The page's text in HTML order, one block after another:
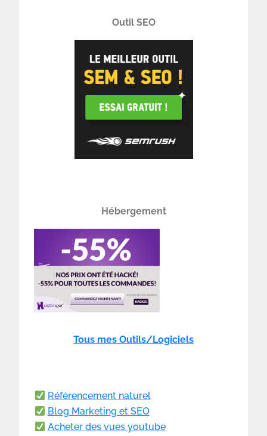
Outil SEO
Hébergement
Tous mes Outils/Logiciels
Référencement naturel
Blog Marketing et SEO
Acheter des vues youtube